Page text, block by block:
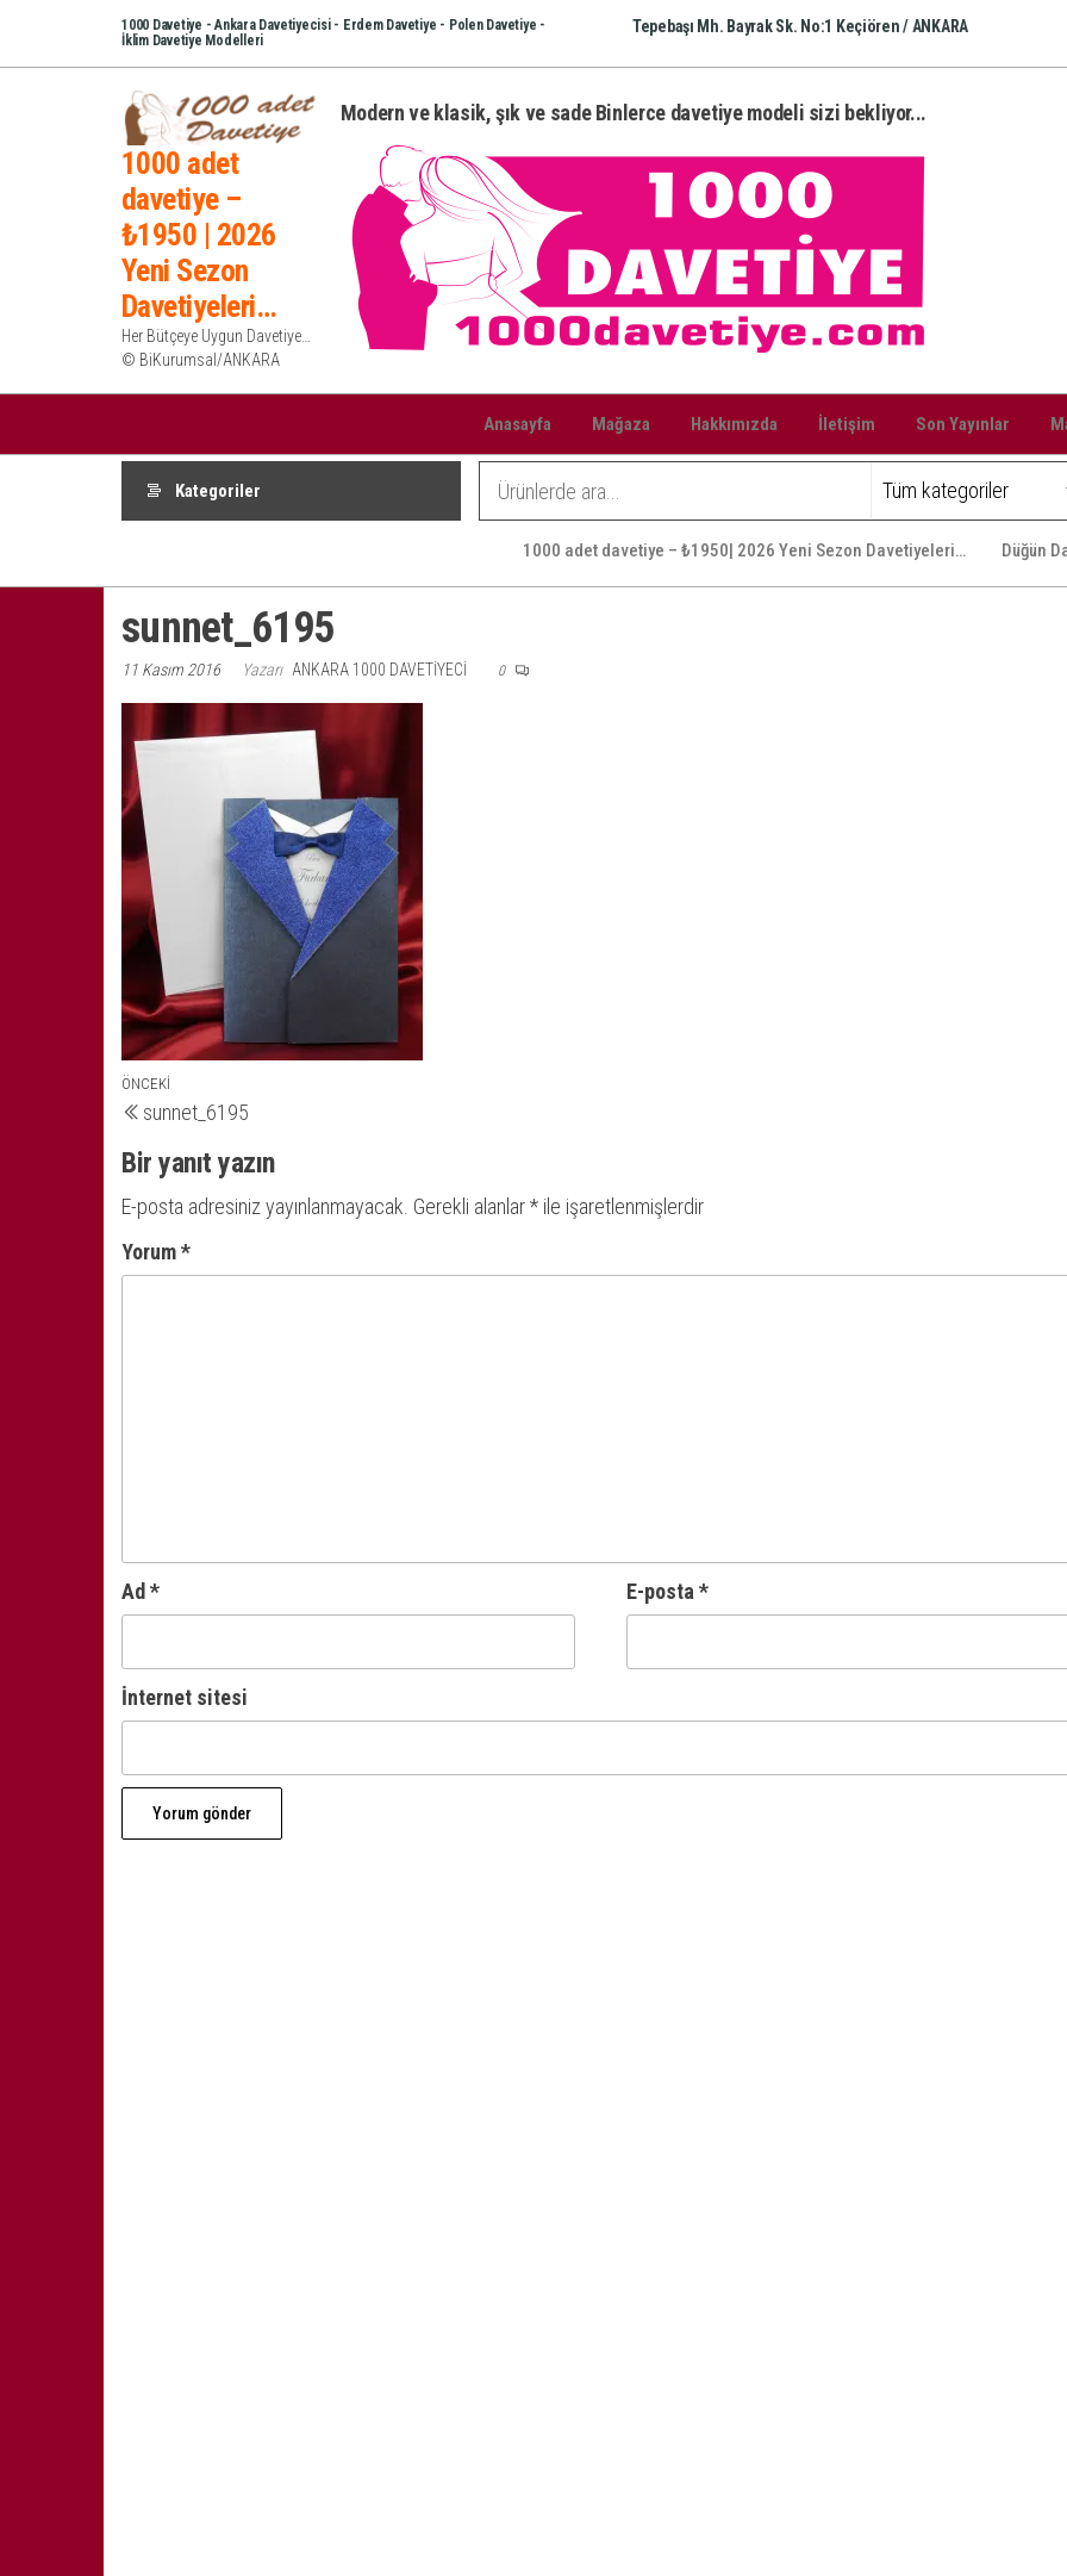
1000 Davetiye - Ankara Davetiyecisi - Erdem Davetiye - Polen Davetiye -
İklim Davetiye Modelleri
Tepebaşı Mh. Bayrak Sk. No:1 Keçiören / ANKARA
1000 adet
davetiye –
₺1950 | 2026
Yeni Sezon
Davetiyeleri…
Her Bütçeye Uygun Davetiye…
© BiKurumsal/ANKARA
Modern ve klasik, şık ve sade Binlerce davetiye modeli sizi bekliyor...
Anasayfa Mağaza Hakkımızda İletişim Son Yayınlar
Kategoriler
1000 adet davetiye – ₺1950| 2026 Yeni Sezon Davetiyeleri… Düğün
sunnet_6195
11 Kasım 2016 Yazarı ANKARA 1000 DAVETIYECI 0
Yazı
gezinmesi
Önceki
yazı
ÖNCEKI
sunnet_6195
Bir yanıt yazın
E-posta adresiniz yayınlanmayacak. Gerekli alanlar* ile işaretlenmişlerdir
Yorum*
Ad * E-posta*
İnternet sitesi